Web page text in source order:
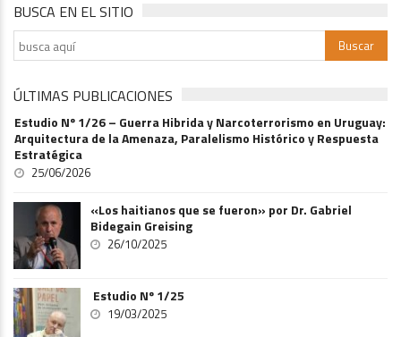
BUSCA EN EL SITIO
ÚLTIMAS PUBLICACIONES
Estudio Nº 1/26 – Guerra Hibrida y Narcoterrorismo en Uruguay:
Arquitectura de la Amenaza, Paralelismo Histórico y Respuesta
Estratégica
25/06/2026
«Los haitianos que se fueron» por Dr. Gabriel
Bidegain Greising
26/10/2025
Estudio Nº 1/25
19/03/2025